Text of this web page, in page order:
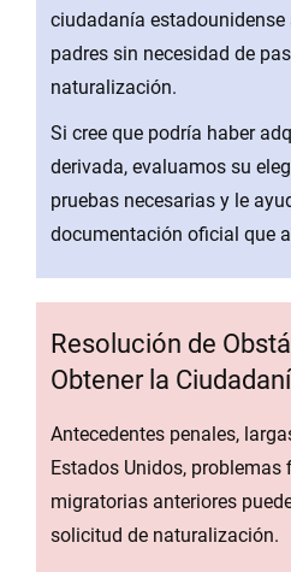
ciudadanía estadounidense
padres sin necesidad de
naturalización.
Si cree que podría haber
derivada, evaluamos su
pruebas necesarias y le
documentación oficial que
Resolución de
Obtener la
Antecedentes penales,
Estados Unidos,
migratorias anteriores
solicitud de naturalización.